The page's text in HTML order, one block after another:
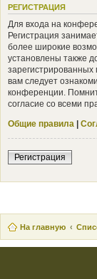
РЕГИСТРАЦИЯ
Для входа на
Регистрация
более широкие
установлены также
зарегистрированных
вам следует
конференции.
согласие со всеми
Общие правила |
Регистрация
На главную